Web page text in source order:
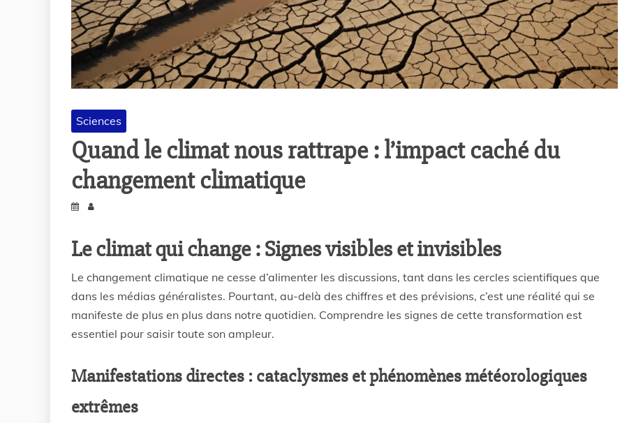
Sciences
Quand le climat nous rattrape : l’impact caché du
changement climatique
Le climat qui change : Signes visibles et invisibles
Le changement climatique ne cesse d’alimenter les discussions, tant dans les cercles scientifiques que
dans les médias généralistes. Pourtant, au-delà des chiffres et des prévisions, c’est une réalité qui se
manifeste de plus en plus dans notre quotidien. Comprendre les signes de cette transformation est
essentiel pour saisir toute son ampleur.
Manifestations directes : cataclysmes et phénomènes météorologiques
extrêmes